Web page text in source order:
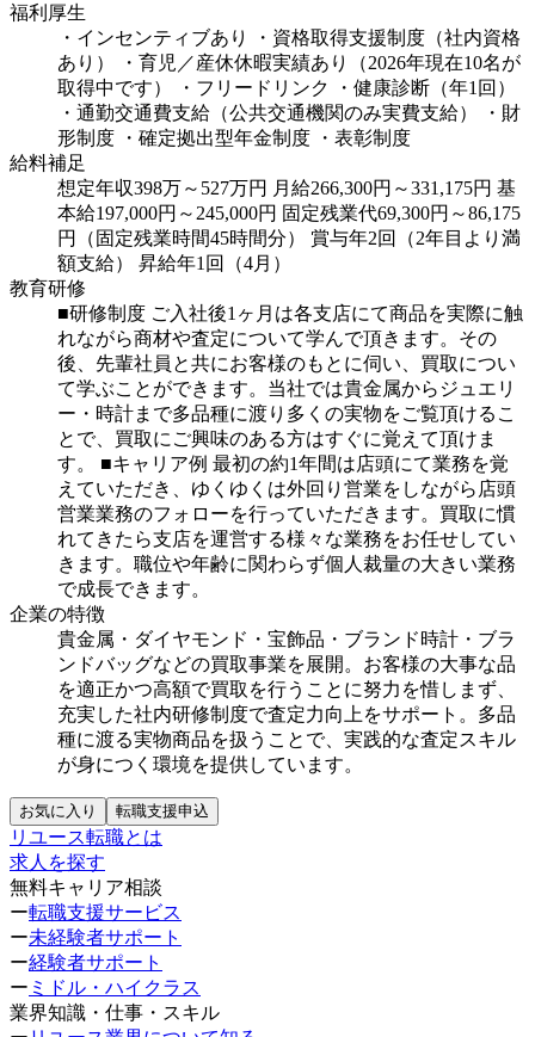
福利厚生
・インセンティブあり
・資格取得支援制度（社内資格
あり）
・育児／産休休暇実績あり（2026年現在10名が
取得中です）
・フリードリンク
・健康診断（年1回）
・通勤交通費支給（公共交通機関のみ実費支給）
・財
形制度
・確定拠出型年金制度
・表彰制度
給料補足
想定年収398万～527万円 月給266,300円～331,175円 基
本給197,000円～245,000円 固定残業代69,300円～86,175
円（固定残業時間45時間分）
賞与年2回（2年目より満
額支給）
昇給年1回（4月）
教育研修
■研修制度 ご入社後1ヶ月は各支店にて商品を実際に触
れながら商材や査定について学んで頂きます。その
後、先輩社員と共にお客様のもとに伺い、買取につい
て学ぶことができます。当社では貴金属からジュエリ
ー・時計まで多品種に渡り多くの実物をご覧頂けるこ
とで、買取にご興味のある方はすぐに覚えて頂けま
す。
■キャリア例 最初の約1年間は店頭にて業務を覚
えていただき、ゆくゆくは外回り営業をしながら店頭
営業業務のフォローを行っていただきます。買取に慣
れてきたら支店を運営する様々な業務をお任せしてい
きます。職位や年齢に関わらず個人裁量の大きい業務
で成長できます。
企業の特徴
貴金属・ダイヤモンド・宝飾品・ブランド時計・ブラ
ンドバッグなどの買取事業を展開。お客様の大事な品
を適正かつ高額で買取を行うことに努力を惜しまず、
充実した社内研修制度で査定力向上をサポート。多品
種に渡る実物商品を扱うことで、実践的な査定スキル
が身につく環境を提供しています。
お気に入り 転職支援申込
リユース転職とは
求人を探す
無料キャリア相談
ー転職支援サービス
ー未経験者サポート
ー経験者サポート
ー ミドル・ハイクラス
業界知識・仕事・スキル